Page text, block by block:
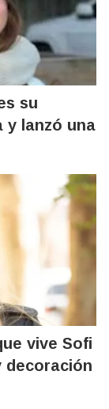
su
y lanzó una
vive Sofi
decoración